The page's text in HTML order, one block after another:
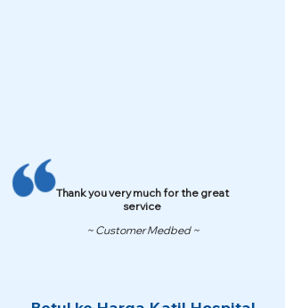
Thank you very much for the great
service
~ Customer Medbed ~